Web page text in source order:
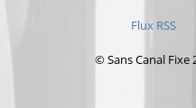
Flux RSS
© Sans Canal Fixe